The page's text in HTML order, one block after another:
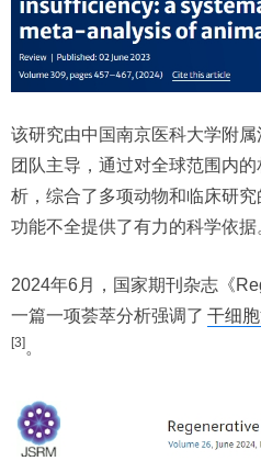
该研究由中国南京医科大学附
团队主导，通过对全球范围内
析，综合了多项动物和临床研
功能不全提供了有力的科学依据
2024年6月，国家期刊杂志《
一篇一项荟萃分析强调了 干细
[3] 。